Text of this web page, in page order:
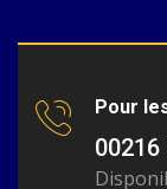
Pour
00216